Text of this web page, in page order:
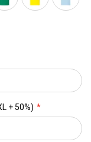
+ 50%)